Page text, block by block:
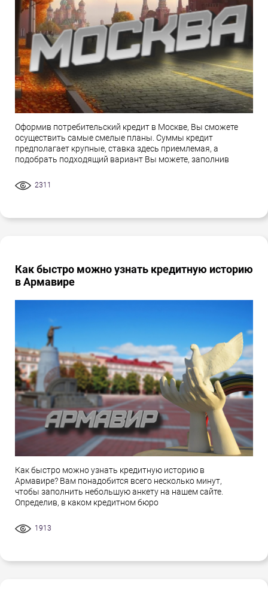
Оформив потребительский кредит в Москве, Вы сможете
осуществить самые смелые планы. Суммы кредит
предполагает крупные, ставка здесь приемлемая, а
подобрать подходящий вариант Вы можете, заполнив
2311
Как быстро можно узнать кредитную историю
в Армавире
Как быстро можно узнать кредитную историю в
Армавире? Вам понадобится всего несколько минут,
чтобы заполнить небольшую анкету на нашем сайте.
Определив, в каком кредитном бюро
1913